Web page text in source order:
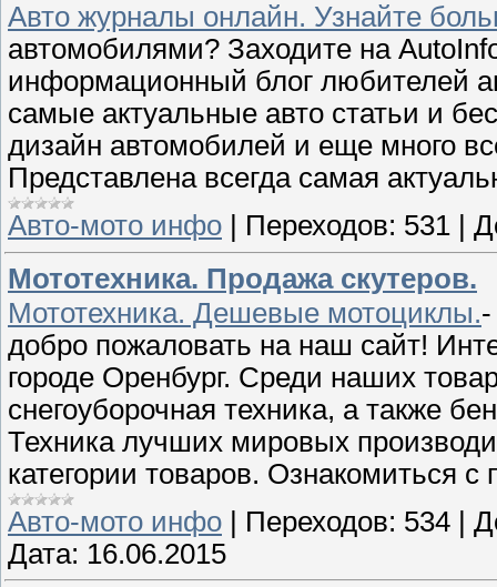
Авто журналы онлайн. Узнайте
автомобилями? Заходите на
информационный блог любителей
самые актуальные авто статьи и
дизайн автомобилей и еще много
Представлена всегда самая
Авто-мото инфо
Переходов: 531
Мототехника. Продажа скутеров.
Мототехника. Дешевые мотоциклы.
добро пожаловать на наш сайт!
городе Оренбург. Среди наших
снегоуборочная техника, а также
Техника лучших мировых
категории товаров. Ознакомиться
Авто-мото инфо
Переходов: 534
Дата: 16.06.2015